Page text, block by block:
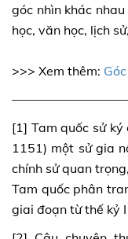
góc nhìn khác
học, văn học, lịch
>>> Xem thêm:
[1] Tam quốc sử ký
1151) một sử gia
chính sử quan
Tam quốc phân
giai đoạn từ thế kỷ